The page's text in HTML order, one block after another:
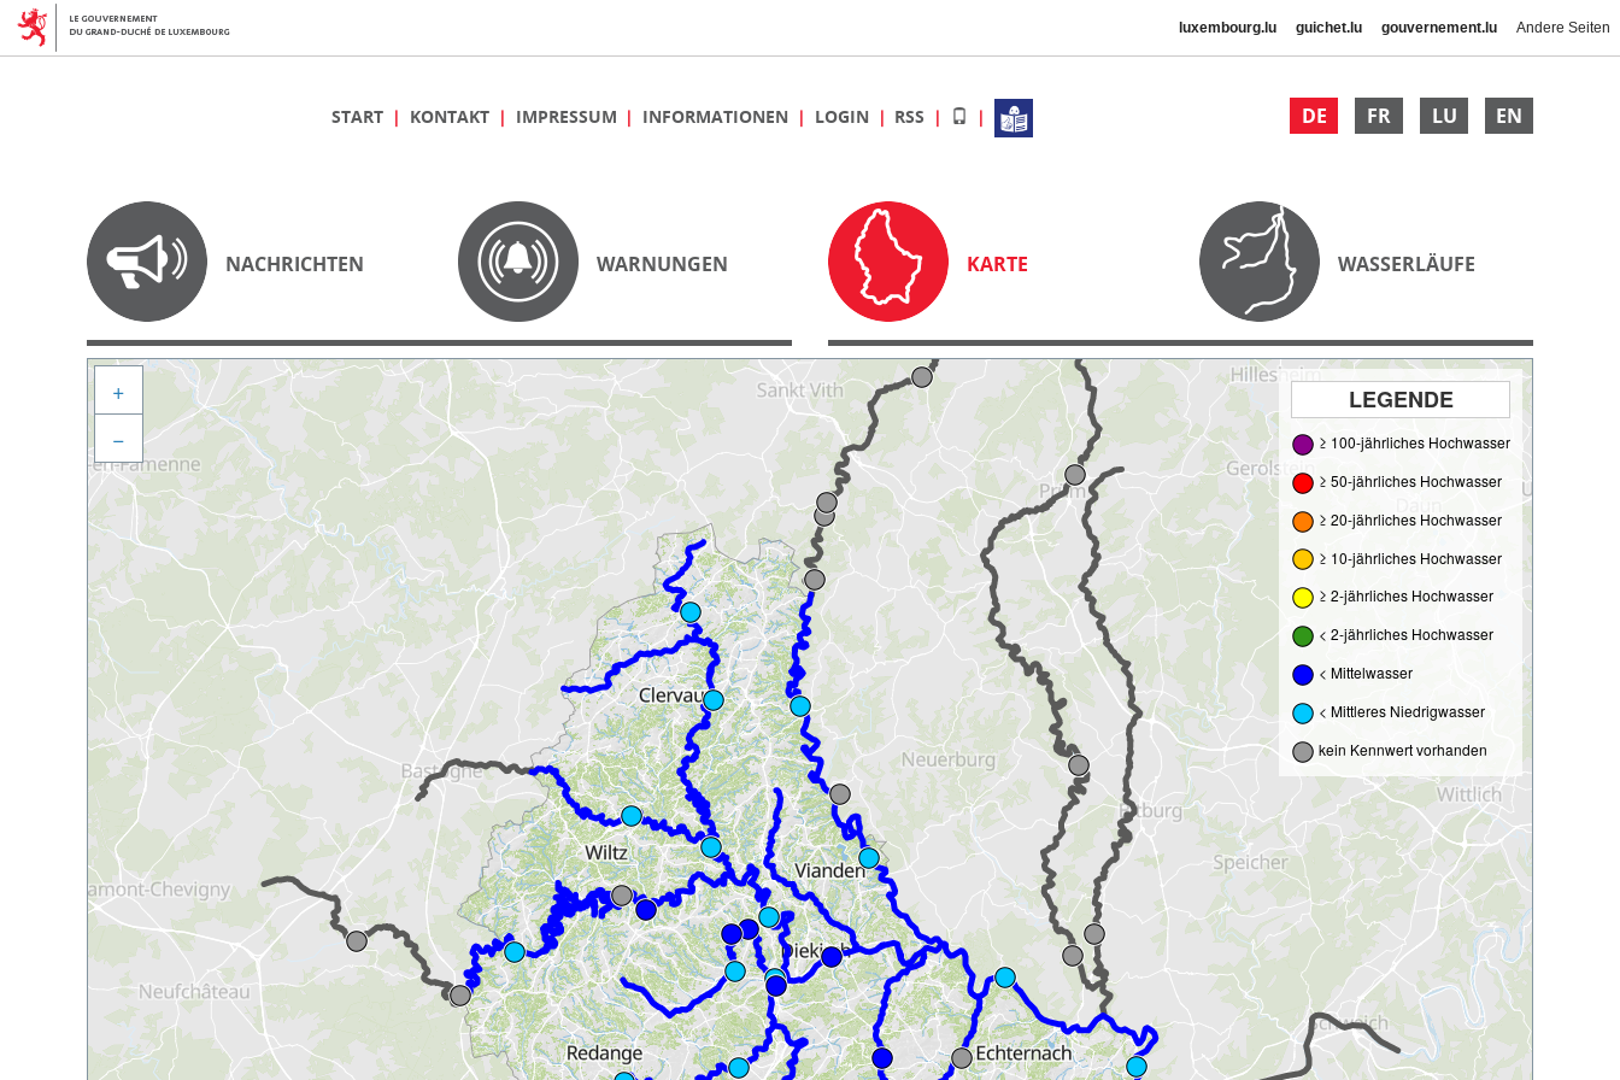
luxembourg.lu guichet.lu gouvernement.lu Andere Seiten
DE FR LU EN
START KONTAKT IMPRESSUM INFORMATIONEN LOGIN RSS
NACHRICHTEN WARNUNGEN KARTE WASSERLÄUFE
LEGENDE
≥ 100-jährliches Hochwasser
≥ 50-jährliches Hochwasser
≥ 20-jährliches Hochwasser
≥ 10-jährliches Hochwasser
≥ 2-jährliches Hochwasser
< 2-jährliches Hochwasser
< Mittelwasser
< Mittleres Niedrigwasser
kein Kennwert vorhanden
+
−